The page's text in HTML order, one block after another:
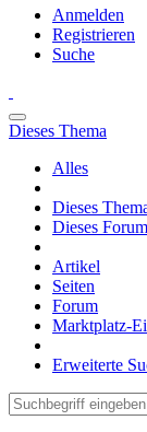
Anmelden
Registrieren
Suche
Dieses Thema
Alles
Dieses
Dieses Forum
Artikel
Seiten
Forum
Marktplatz-
Erweiterte